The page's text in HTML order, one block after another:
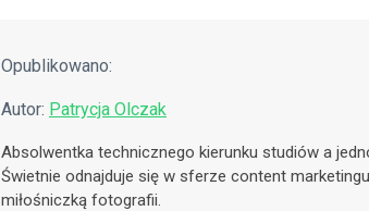
Opublikowano:
Autor: Patrycja Olczak
Absolwentka technicznego kierunku studiów a
Świetnie odnajduje się w sferze content
miłośniczką fotografii.